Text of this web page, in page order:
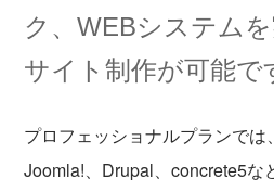
ク、WEBシステム
サイト制作が可能で
プロフェッショナルプランでは
Joomla!、Drupal、concrete5な